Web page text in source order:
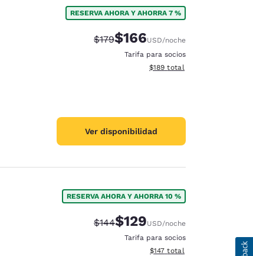
RESERVA AHORA Y AHORRA 7 %
Precio tachado:
$179Precio con descuento:
$166USD/noche
Tarifa para socios
Ver detalles del total
$189 total
Ver disponibilidad
RESERVA AHORA Y AHORRA 10 %
Precio tachado:
$144Precio con descuento:
$129USD/noche
Tarifa para socios
Ver detalles del total
$147 total